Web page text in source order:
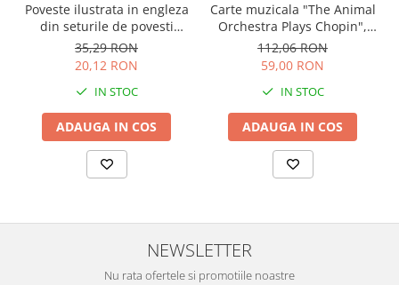
Poveste ilustrata in engleza
din seturile de povesti
Usborne
35,29 RON
20,12 RON
IN STOC
ADAUGA IN COS
Carte muzicala "The Animal
Orchestra Plays Chopin",
cartonata, Usborne
112,06 RON
59,00 RON
IN STOC
ADAUGA IN COS
NEWSLETTER
Nu rata ofertele si promotiile noastre